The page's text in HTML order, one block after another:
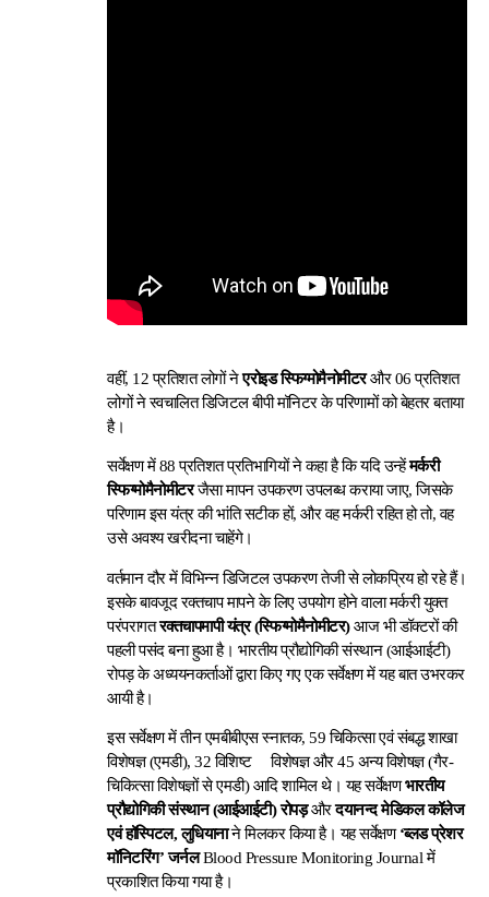
वहीं, 12 प्रतिशत लोगों नेएरोइड स्फिग्मोमैनोमीटरऔर 06 प्रतिशत
लोगों ने स्वचालित डिजिटल बीपी मॉनिटर के परिणामों को बेहतर बताया
है।
सर्वेक्षण में 88 प्रतिशत प्रतिभागियों ने कहा है कि यदि उन्हेंमर्करी
स्फिग्मोमैनोमीटरजैसा मापन उपकरण उपलब्ध कराया जाए, जिसके
परिणाम इस यंत्र की भांति सटीक हों, और वह मर्करी रहित हो तो, वह
उसे अवश्य खरीदना चाहेंगे।
वर्तमान दौर में विभिन्न डिजिटल उपकरण तेजी से लोकप्रिय हो रहे हैं।
इसके बावजूद रक्तचाप मापने के लिए उपयोग होने वाला मर्करी युक्त
परंपरागतरक्तचापमापी यंत्र (स्फिग्मोमैनोमीटर)आज भी डॉक्टरों की
पहली पसंद बना हुआ है। भारतीय प्रौद्योगिकी संस्थान (आईआईटी)
रोपड़ के अध्ययनकर्ताओं द्वारा किए गए एक सर्वेक्षण में यह बात उभरकर
आयी है।
इस सर्वेक्षण में तीन एमबीबीएस स्नातक, 59 चिकित्सा एवं संबद्ध शाखा
विशेषज्ञ (एमडी), 32 विशिष्ट विशेषज्ञ और 45 अन्य विशेषज्ञ (गैर-
चिकित्सा विशेषज्ञों से एमडी) आदि शामिल थे। यह सर्वेक्षणभारतीय
प्रौद्योगिकी संस्थान (आईआईटी) रोपड़औरदयानन्द मेडिकल कॉलेज
एवं हॉस्पिटल, लुधियानाने मिलकर किया है। यह सर्वेक्षण‘ब्लड प्रेशर
मॉनिटरिंग’ जर्नलBlood Pressure Monitoring Journal में
प्रकाशित किया गया है।